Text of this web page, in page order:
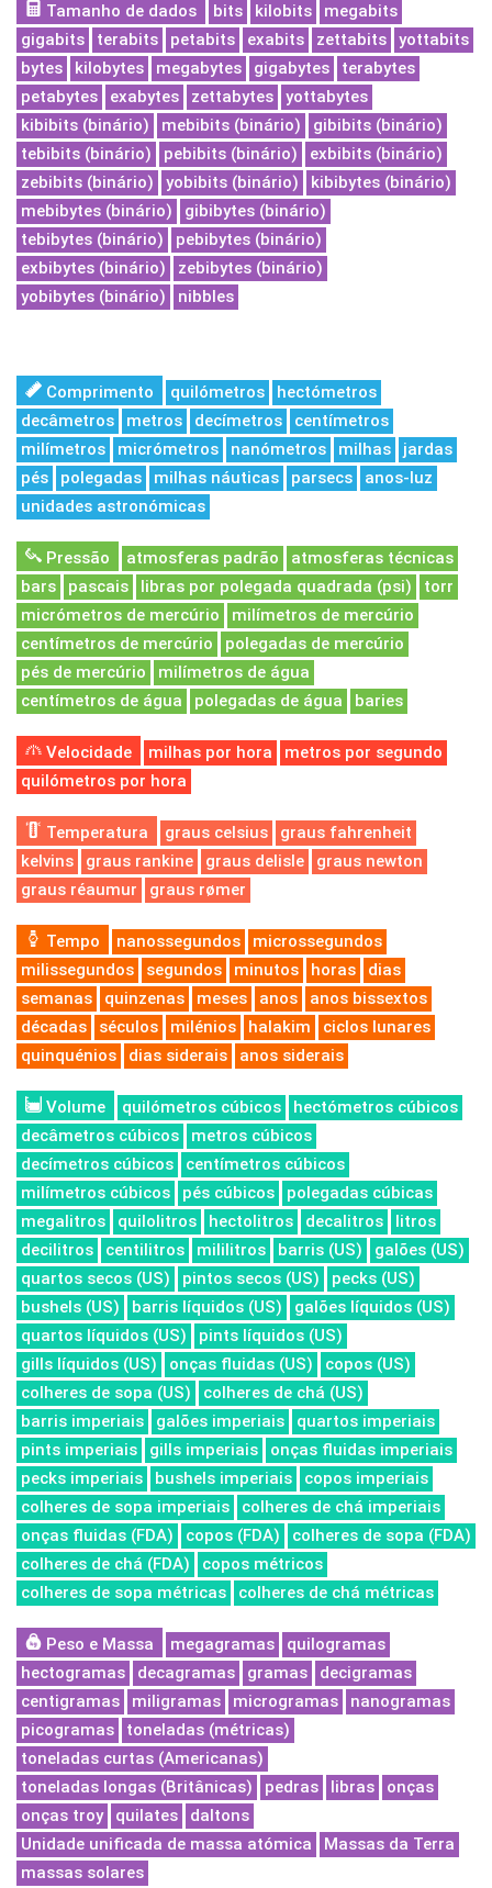
Tamanho de dados bits kilobits
megabits
gigabits
terabits petabits exabits zettabits
yottabits
bytes
kilobytes megabytes gigabytes
terabytes
petabytes
exabytes zettabytes
yottabytes
kibibits (binário)
mebibits (binário)
gibibits (binário)
tebibits (binário)
pebibits (binário)
exbibits (binário)
zebibits (binário)
yobibits (binário)
kibibytes (binário)
mebibytes (binário)
gibibytes (binário)
tebibytes (binário)
pebibytes (binário)
exbibytes (binário)
zebibytes (binário)
yobibytes (binário)
nibbles
Comprimento quilómetros
hectómetros
decâmetros
metros decímetros
centímetros
milímetros
micrómetros nanómetros milhas
jardas
pés
polegadas milhas náuticas parsecs
anos-luz
unidades astronómicas
Pressão atmosferas padrão
atmosferas técnicas
bars
pascais libras por polegada quadrada (psi)
torr
micrómetros de mercúrio
milímetros de mercúrio
centímetros de mercúrio
polegadas de mercúrio
pés de mercúrio
milímetros de água
centímetros de água
polegadas de água baries
Velocidade milhas por hora
metros por segundo
quilómetros por hora
Temperatura graus celsius
graus fahrenheit
kelvins
graus rankine graus delisle
graus newton
graus réaumur
graus rømer
Tempo nanossegundos
microssegundos
milissegundos
segundos minutos horas
dias
semanas
quinzenas meses anos
anos bissextos
décadas
séculos milénios halakim
ciclos lunares
quinquénios
dias siderais anos siderais
Volume quilómetros cúbicos
hectómetros cúbicos
decâmetros cúbicos
metros cúbicos
decímetros cúbicos
centímetros cúbicos
milímetros cúbicos
pés cúbicos
polegadas cúbicas
megalitros
quilolitros hectolitros decalitros
litros
decilitros
centilitros mililitros barris (US)
galões (US)
quartos secos (US)
pintos secos (US)
pecks (US)
bushels (US)
barris líquidos (US)
galões líquidos (US)
quartos líquidos (US)
pints líquidos (US)
gills líquidos (US)
onças fluidas (US)
copos (US)
colheres de sopa (US)
colheres de chá (US)
barris imperiais
galões imperiais
quartos imperiais
pints imperiais
gills imperiais
onças fluidas imperiais
pecks imperiais
bushels imperiais
copos imperiais
colheres de sopa imperiais
colheres de chá imperiais
onças fluidas (FDA)
copos (FDA)
colheres de sopa (FDA)
colheres de chá (FDA)
copos métricos
colheres de sopa métricas
colheres de chá métricas
Peso e Massa megagramas
quilogramas
hectogramas
decagramas gramas
decigramas
centigramas
miligramas microgramas
nanogramas
picogramas
toneladas (métricas)
toneladas curtas (Americanas)
toneladas longas (Britânicas)
pedras libras
onças
onças troy
quilates
daltons
Unidade unificada de massa atómica
Massas da Terra
massas solares